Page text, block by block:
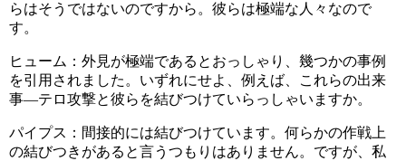
らはそうではないのですから。彼らは極端な人々なので
す。
ヒューム：外見が極端であるとおっしゃり、幾つかの事例
を引用されました。いずれにせよ、例えば、これらの出来
事―テロ攻撃と彼らを結びつけていらっしゃいますか。
パイプス：間接的には結びつけています。何らかの作戦上
の結びつきがあると言うつもりはありません。ですが、私